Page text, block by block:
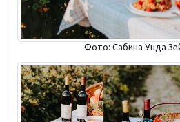
Фото: Сабина Унда